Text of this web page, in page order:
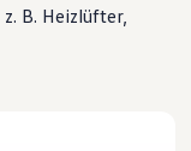
z. B. Heizlüfter,